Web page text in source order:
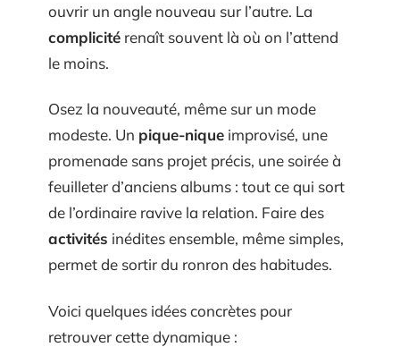
ouvrir un angle nouveau sur l’autre. La
complicité renaît souvent là où on l’attend
le moins.
Osez la nouveauté, même sur un mode
modeste. Un pique-nique improvisé, une
promenade sans projet précis, une soirée à
feuilleter d’anciens albums : tout ce qui sort
de l’ordinaire ravive la relation. Faire des
activités inédites ensemble, même simples,
permet de sortir du ronron des habitudes.
Voici quelques idées concrètes pour
retrouver cette dynamique :